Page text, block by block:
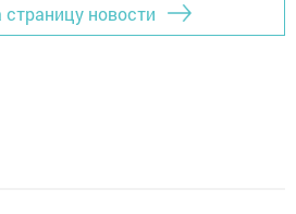
страницу новости